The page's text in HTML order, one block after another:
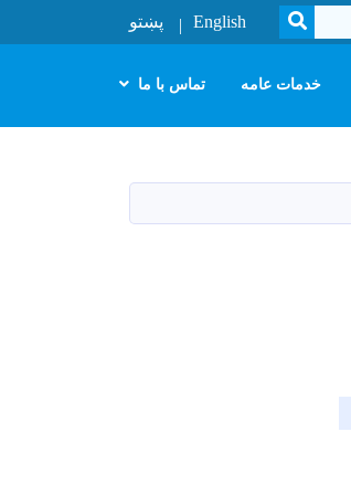
SEARCH
English پښتو
خدمات عامه تماس با ما